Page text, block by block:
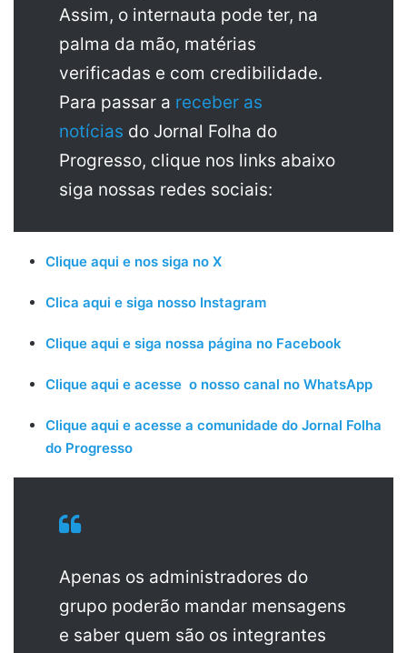
Assim, o internauta pode ter, na
palma da mão, matérias
verificadas e com credibilidade.
Para passar a receber as
notícias do Jornal Folha do
Progresso, clique nos links abaixo
siga nossas redes sociais:
Clique aqui e nos siga no X
Clica aqui e siga nosso Instagram
Clique aqui e siga nossa página no Facebook
Clique aqui e acesse o nosso canal no WhatsApp
Clique aqui e acesse a comunidade do Jornal Folha
do Progresso
Apenas os administradores do
grupo poderão mandar mensagens
e saber quem são os integrantes